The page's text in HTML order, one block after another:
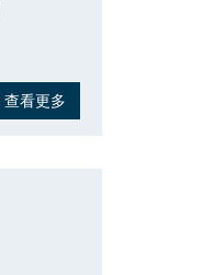
查看更多